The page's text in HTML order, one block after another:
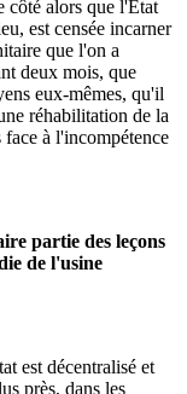
côté alors que l'État
est censée incarner
que l'on a
deux mois, que
eux-mêmes, qu'il
réhabilitation de la
face à l'incompétence
partie des leçons
de l'usine
est décentralisé et
près, dans les